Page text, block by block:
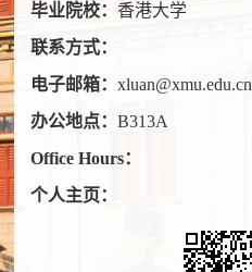
毕业院校： 香港大学
联系方式：
电子邮箱：xluan@xmu.edu.cn
办公地点：B313A
Office Hours：
个人主页：